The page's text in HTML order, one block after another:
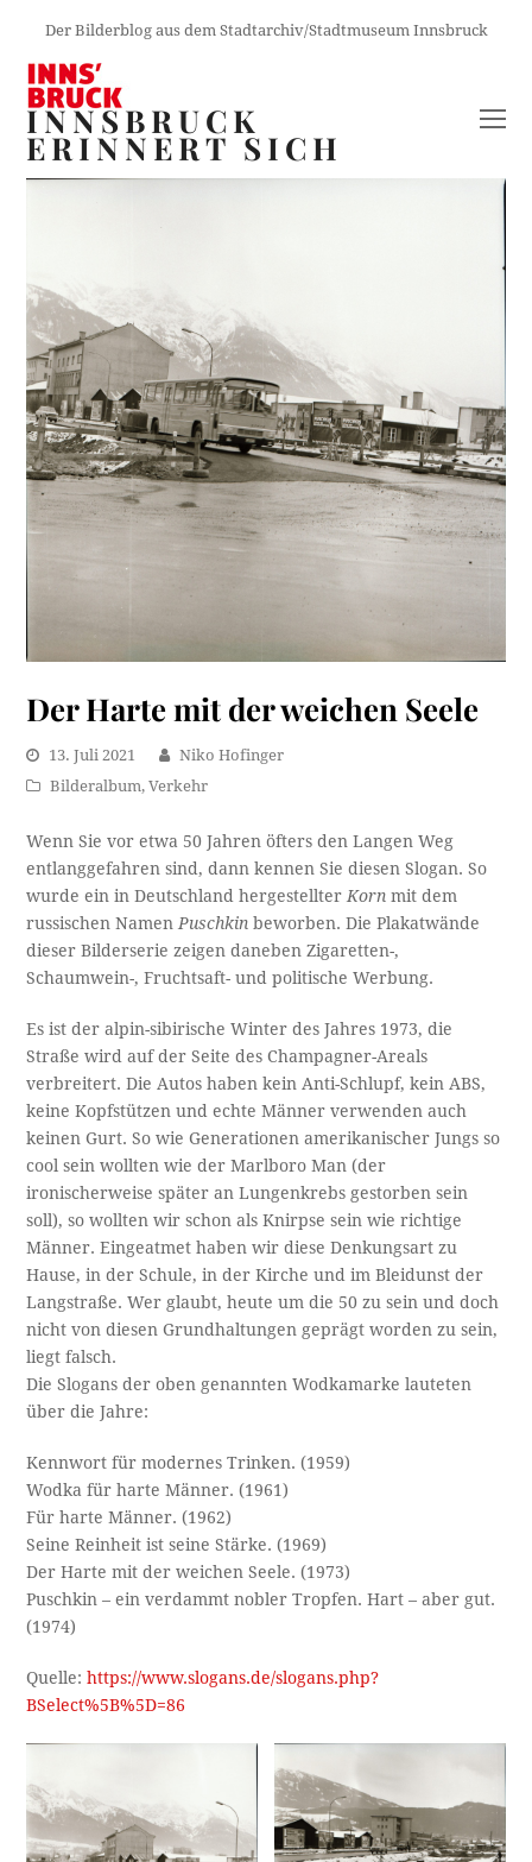
Der Bilderblog aus dem Stadtarchiv/Stadtmuseum Innsbruck
INNSBRUCK
ERINNERT SICH
Der Harte mit der weichen Seele
13. Juli 2021
Niko Hofinger
Bilderalbum,Verkehr
Wenn Sie vor etwa 50 Jahren öfters den Langen Weg
entlanggefahren sind, dann kennen Sie diesen Slogan. So
wurde ein in Deutschland hergestellter Korn mit dem
russischen Namen Puschkin beworben. Die Plakatwände
dieser Bilderserie zeigen daneben Zigaretten-,
Schaumwein-, Fruchtsaft- und politische Werbung.
Es ist der alpin-sibirische Winter des Jahres 1973, die
Straße wird auf der Seite des Champagner-Areals
verbreitert. Die Autos haben kein Anti-Schlupf, kein ABS,
keine Kopfstützen und echte Männer verwenden auch
keinen Gurt. So wie Generationen amerikanischer Jungs so
cool sein wollten wie der Marlboro Man (der
ironischerweise später an Lungenkrebs gestorben sein
soll), so wollten wir schon als Knirpse sein wie richtige
Männer. Eingeatmet haben wir diese Denkungsart zu
Hause, in der Schule, in der Kirche und im Bleidunst der
Langstraße. Wer glaubt, heute um die 50 zu sein und doch
nicht von diesen Grundhaltungen geprägt worden zu sein,
liegt falsch.
Die Slogans der oben genannten Wodkamarke lauteten
über die Jahre:
Kennwort für modernes Trinken. (1959)
Wodka für harte Männer. (1961)
Für harte Männer. (1962)
Seine Reinheit ist seine Stärke. (1969)
Der Harte mit der weichen Seele. (1973)
Puschkin – ein verdammt nobler Tropfen. Hart – aber gut.
(1974)
Quelle:https://www.slogans.de/slogans.php?
BSelect%5B%5D=86